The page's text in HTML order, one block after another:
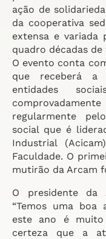
ação de
da cooperativa
extensa e variada
quadro décadas
O evento conta
que receberá a
entidades
regularmente
social que é
Industrial
Faculdade. O
mutirão da Arcam
O presidente da
“Temos uma boa
este ano é
certeza que a